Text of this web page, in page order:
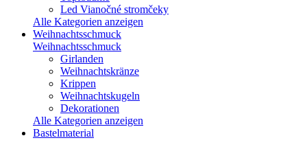
Led Vianočné stromčeky
Alle Kategorien anzeigen
Weihnachtsschmuck
Weihnachtsschmuck
Girlanden
Weihnachtskränze
Krippen
Weihnachtskugeln
Dekorationen
Alle Kategorien anzeigen
Bastelmaterial